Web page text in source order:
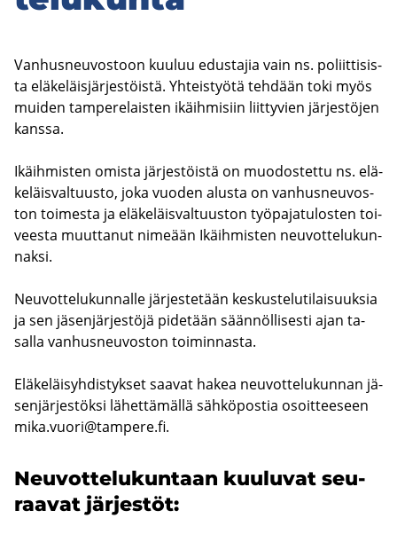
Van­hus­neu­vos­toon kuu­luu edus­ta­jia vain ns. po­liit­ti­sis­
ta elä­ke­läis­jär­jes­töis­tä. Yh­teis­työ­tä teh­dään toki myös
mui­den tam­pe­re­lais­ten ikäih­mi­siin liit­ty­vien jär­jes­tö­jen
kans­sa.
Ikäih­mis­ten omis­ta jär­jes­töis­tä on muo­dos­tet­tu ns. elä­
ke­läis­val­tuus­to, joka vuo­den alus­ta on van­hus­neu­vos­
ton toi­mes­ta ja elä­ke­läis­val­tuus­ton työ­pa­ja­tu­los­ten toi­
vees­ta muut­ta­nut ni­me­ään Ikäih­mis­ten neu­vot­te­lu­kun­
nak­si.
Neu­vot­te­lu­kun­nal­le jär­jes­te­tään kes­kus­te­lu­ti­lai­suuk­sia
ja sen jä­sen­jär­jes­tö­jä pi­de­tään sään­nöl­li­ses­ti ajan ta­
sal­la van­hus­neu­vos­ton toi­min­nas­ta.
Elä­ke­läi­syh­dis­tyk­set saa­vat hakea neu­vot­te­lu­kun­nan jä­
sen­jär­jes­tök­si lä­het­tä­mäl­lä säh­kö­pos­tia osoit­tee­seen
mika.vuori@tam­pe­re.fi.
Neu­vot­te­lu­kun­taan kuu­lu­vat seu­
raa­vat jär­jes­töt: